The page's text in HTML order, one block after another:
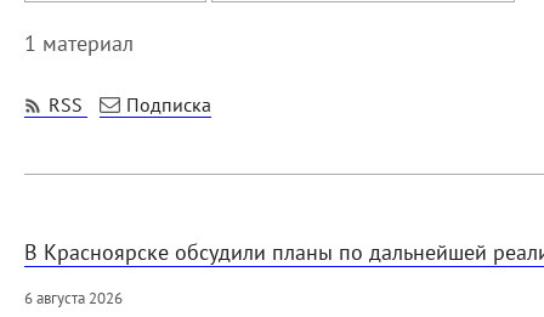
1 материал
RSS Подписка
В Красноярске обсудили планы по дальнейшей
6 августа 2026